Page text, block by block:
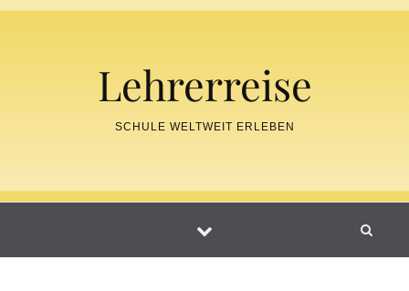
Skip to content
Lehrerreise
SCHULE WELTWEIT ERLEBEN